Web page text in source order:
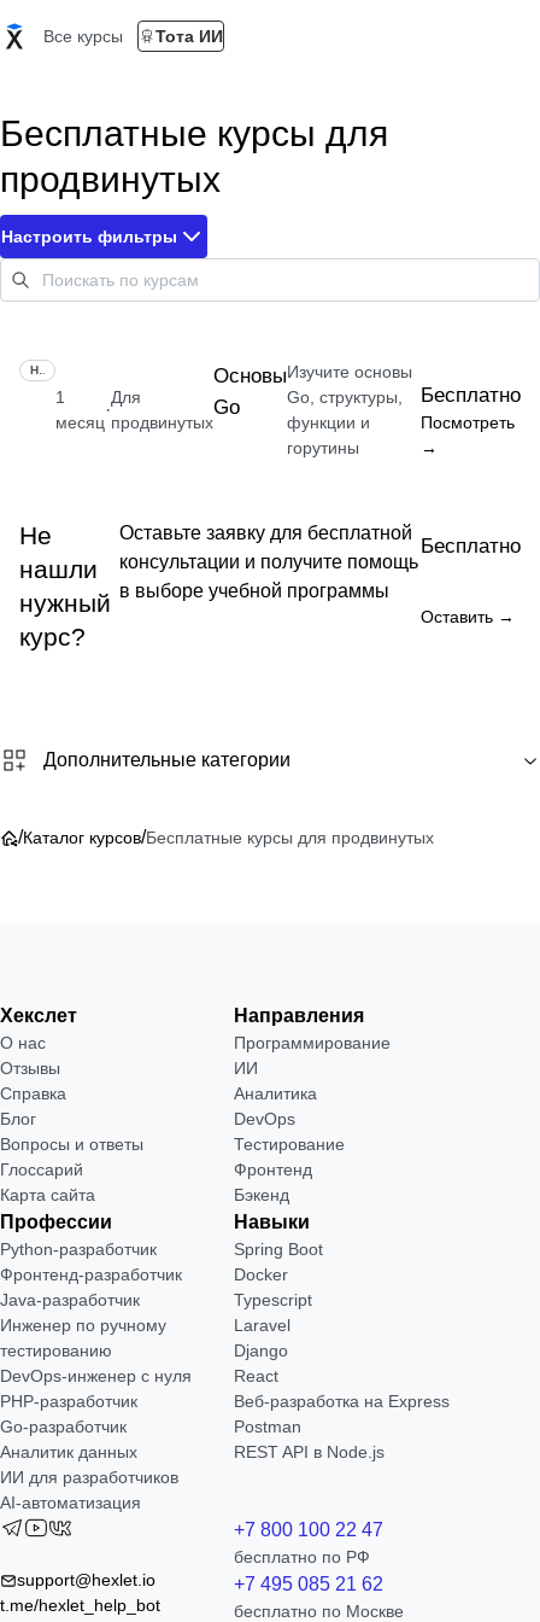
Все курсы Тота ИИ
Бесплатные курсы для
продвинутых
Настроить фильтры
1
месяц
·
Для
продвинутых
Основы
Go
Изучите основы
Go, структуры,
функции и
горутины
Бесплатно
Посмотреть
→
Не
нашли
нужный
курс?
Оставьте заявку для бесплатной
консультации и получите помощь
в выборе учебной программы
Бесплатно
Оставить →
Дополнительные категории
/Каталог курсов/Бесплатные курсы для продвинутых
Хекслет
О нас
Отзывы
Справка
Блог
Вопросы и ответы
Глоссарий
Карта сайта
Направления
Программирование
ИИ
Аналитика
DevOps
Тестирование
Фронтенд
Бэкенд
Профессии
Python-разработчик
Фронтенд-разработчик
Java-разработчик
Инженер по ручному
тестированию
DevOps-инженер с нуля
РНР-разработчик
Go-разработчик
Аналитик данных
ИИ для разработчиков
AI-автоматизация
Навыки
Spring Boot
Docker
Typescript
Laravel
Django
React
Веб-разработка на Express
Postman
REST API в Node.js
support@hexlet.io
t.me/hexlet_help_bot
+7 800 100 22 47
бесплатно по РФ
+7 495 085 21 62
бесплатно по Москве